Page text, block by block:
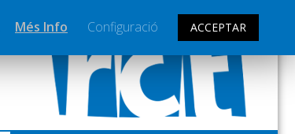
Més Info Configuració ACCEPTAR